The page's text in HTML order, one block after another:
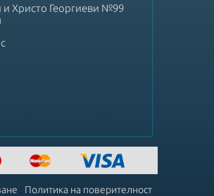
и Христо Георгиеви №99
Политика на поверителност